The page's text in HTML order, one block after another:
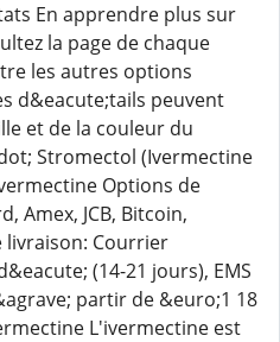
En apprendre plus sur
la page de chaque
les autres options
d&eacute;tails peuvent
et de la couleur du
Stromectol (Ivermectine
Options de
Amex, JCB, Bitcoin,
livraison: Courrier
(14-21 jours), EMS
partir de &euro;1 18
L'ivermectine est